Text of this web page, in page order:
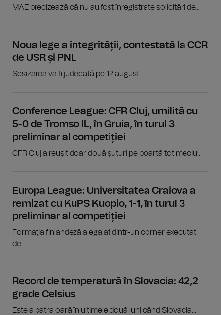
MAE precizează că nu au fost înregistrate solicitări de...
Noua lege a integrității, contestată la CCR
de USR și PNL
Sesizarea va fi judecată pe 12 august.
Conference League: CFR Cluj, umilită cu
5-0 de Tromso IL, în Gruia, în turul 3
preliminar al competiției
CFR Cluj a reușit doar două șuturi pe poartă tot meciul.
Europa League: Universitatea Craiova a
remizat cu KuPS Kuopio, 1-1, în turul 3
preliminar al competiției
Formația finlandeză a egalat dintr-un corner executat
de...
Record de temperatură în Slovacia: 42,2
grade Celsius
Este a patra oară în ultimele două luni când Slovacia...